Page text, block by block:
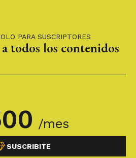
PARA SUSCRIPTORES
todos los contenidos
/mes
SUSCRIBITE